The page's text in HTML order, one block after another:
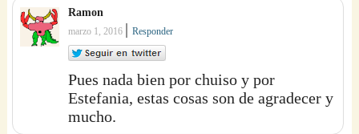
Ramon
marzo 1, 2016 |Responder
Pues nada bien por chuiso y por
Estefania, estas cosas son de agradecer y
mucho.